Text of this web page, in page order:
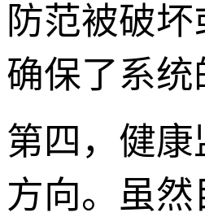
防范被破
确保了系
第四，健康
方向。虽